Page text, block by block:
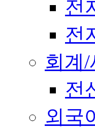
전
전
회계/
전
외국